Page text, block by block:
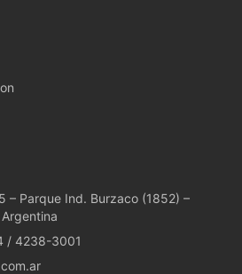
CASCADES
GEMS
GLAZES
– Parque Ind. Burzaco (1852) –
/ 4238-3001